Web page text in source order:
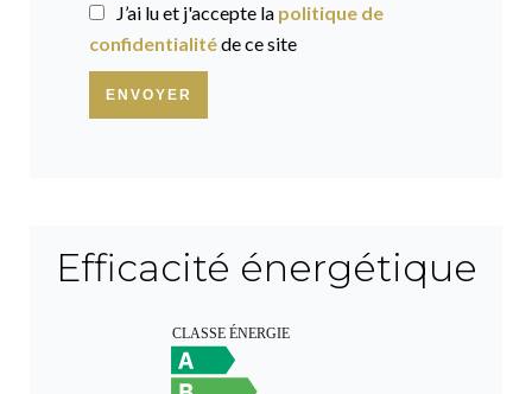
J’ai lu et j'accepte la politique de
confidentialitéde ce site
ENVOYER
Efficacité énergétique